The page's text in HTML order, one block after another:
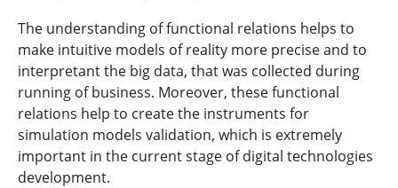
The understanding of functional relations helps to
make intuitive models of reality more precise and to
interpretant the big data, that was collected during
running of business. Moreover, these functional
relations help to create the instruments for
simulation models validation, which is extremely
important in the current stage of digital technologies
development.